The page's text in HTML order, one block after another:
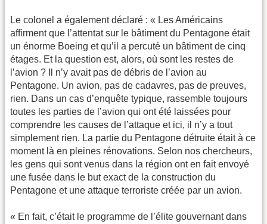
Le colonel a également déclaré : « Les Américains
affirment que l’attentat sur le bâtiment du Pentagone était
un énorme Boeing et qu’il a percuté un bâtiment de cinq
étages. Et la question est, alors, où sont les restes de
l’avion ? Il n’y avait pas de débris de l’avion au
Pentagone. Un avion, pas de cadavres, pas de preuves,
rien. Dans un cas d’enquête typique, rassemble toujours
toutes les parties de l’avion qui ont été laissées pour
comprendre les causes de l’attaque et ici, il n’y a tout
simplement rien. La partie du Pentagone détruite était à ce
moment là en pleines rénovations. Selon nos chercheurs,
les gens qui sont venus dans la région ont en fait envoyé
une fusée dans le but exact de la construction du
Pentagone et une attaque terroriste créée par un avion.
« En fait, c’était le programme de l’élite gouvernant dans